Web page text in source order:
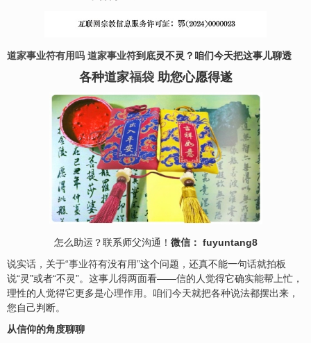
道家事业符有用吗 道家事业符到底灵不灵？咱们今天把这事儿聊透
各种道家福袋助您心愿得遂
怎么助运？联系师父沟通！ 微信： fuyuntang8
说实话，关于“事业符有没有用”这个问题，还真不能一句话就拍板
说“灵”或者“不灵”。这事儿得两面看——信的人觉得它确实能帮上忙，
理性的人觉得它更多是心理作用。咱们今天就把各种说法都摆出来，
您自己判断。
从信仰的角度聊聊